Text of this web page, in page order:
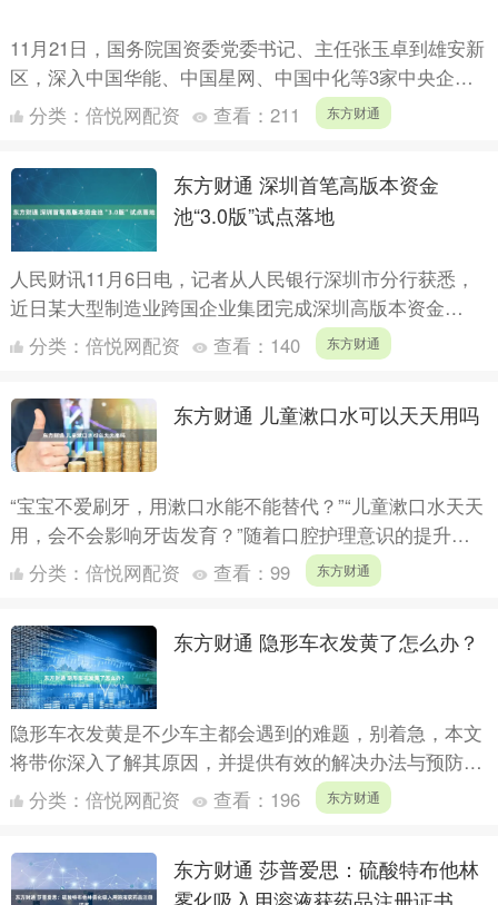
11月21日，国务院国资委党委书记、主任张玉卓到雄安新
区，深入中国华能、中国星网、中国中化等3家中央企业
总部调研。 张玉卓与3家企业领导班子座谈交流。他表
分类： 倍悦网配资 查看： 211 东方财通
东方财通 深圳首笔高版本资金
池“3.0版”试点落地
人民财讯11月6日电，记者从人民银行深圳市分行获悉，
近日某大型制造业跨国企业集团完成深圳高版本资金
池“3.0版”首笔试点备案，试点有效提升该集团6家入池境
分类： 倍悦网配资 查看： 140 东方财通
东方财通 儿童漱口水可以天天用吗
“宝宝不爱刷牙，用漱口水能不能替代？”“儿童漱口水天天
用，会不会影响牙齿发育？”随着口腔护理意识的提升，
儿童漱口水逐渐走进家庭，但家长们对其使用频率和安全
分类： 倍悦网配资 查看： 99 东方财通
东方财通 隐形车衣发黄了怎么办？
隐形车衣发黄是不少车主都会遇到的难题，别着急，本文
将带你深入了解其原因，并提供有效的解决办法与预防措
施。厦门尊享会在汽车养护领域经验丰富，也将为你提供
分类： 倍悦网配资 查看： 196 东方财通
东方财通 莎普爱思：硫酸特布他林